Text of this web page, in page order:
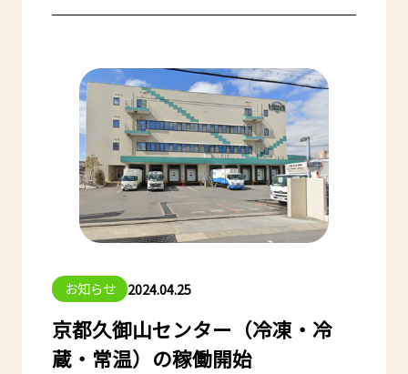
１）業務効率化・環境への配慮
４）地域貢献のための企業活動
お知らせ 2024.04.25
京都久御山センター（冷凍・冷
蔵・常温）の稼働開始